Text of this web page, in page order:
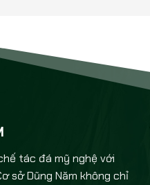
tác đá mỹ nghệ với
sở Dũng Năm không chỉ